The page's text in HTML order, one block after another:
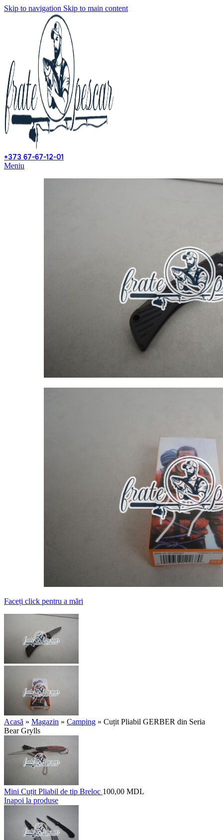
Skip to navigation Skip to main content
+373 67-67-12-01
Meniu
Faceți click pentru a mări
Acasă » Magazin » Camping » Cuțit Pliabil GERBER din Seria
Bear Grylls
Mini Cuțit Pliabil de tip Breloc 100,00 MDL
Inapoi la produse